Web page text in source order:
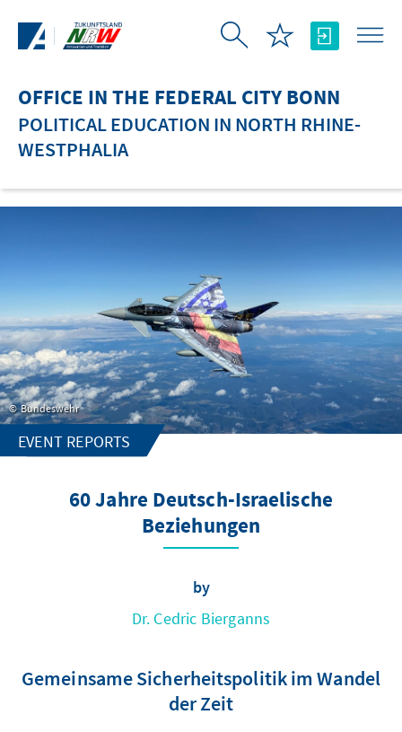
OFFICE IN THE FEDERAL CITY BONN
POLITICAL EDUCATION IN NORTH RHINE-
WESTPHALIA
Bundeswehr
EVENT REPORTS
60 Jahre Deutsch-Israelische
Beziehungen
by
Dr. Cedric Bierganns
Gemeinsame Sicherheitspolitik im Wandel
der Zeit